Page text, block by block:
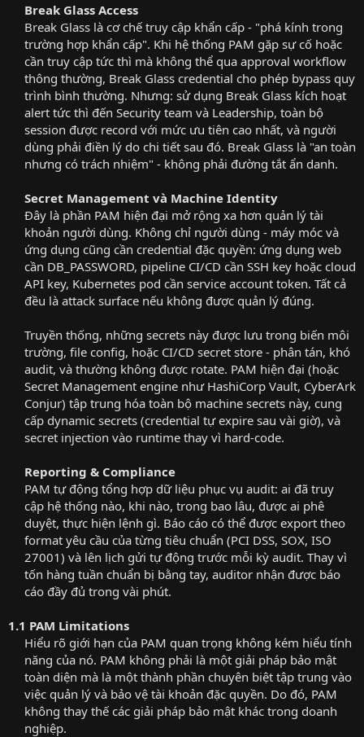
Break Glass Access
Break Glass là cơ chế truy cập khẩn cấp - "phá kính trong
trường hợp khẩn cấp". Khi hệ thống PAM gặp sự cố hoặc
cần truy cập tức thì mà không thể qua approval workflow
thông thường, Break Glass credential cho phép bypass quy
trình bình thường. Nhưng: sử dụng Break Glass kích hoạt
alert tức thì đến Security team và Leadership, toàn bộ
session được record với mức ưu tiên cao nhất, và người
dùng phải điền lý do chi tiết sau đó. Break Glass là "an toàn
nhưng có trách nhiệm" - không phải đường tắt ẩn danh.​
Secret Management và Machine Identity
Đây là phần PAM hiện đại mở rộng xa hơn quản lý tài
khoản người dùng. Không chỉ người dùng - máy móc và
ứng dụng cũng cần credential đặc quyền: ứng dụng web
cần DB_PASSWORD, pipeline CI/CD cần SSH key hoặc cloud
API key, Kubernetes pod cần service account token. Tất cả
đều là attack surface nếu không được quản lý đúng.​
Truyền thống, những secrets này được lưu trong biến môi
trường, file config, hoặc CI/CD secret store - phân tán, khó
audit, và thường không được rotate. PAM hiện đại (hoặc
Secret Management engine như HashiCorp Vault, CyberArk
Conjur) tập trung hóa toàn bộ machine secrets này, cung
cấp dynamic secrets (credential tự expire sau vài giờ), và
secret injection vào runtime thay vì hard-code.​
Reporting & Compliance
PAM tự động tổng hợp dữ liệu phục vụ audit: ai đã truy
cập hệ thống nào, khi nào, trong bao lâu, được ai phê
duyệt, thực hiện lệnh gì. Báo cáo có thể được export theo
format yêu cầu của từng tiêu chuẩn (PCI DSS, SOX, ISO
27001) và lên lịch gửi tự động trước mỗi kỳ audit. Thay vì
tốn hàng tuần chuẩn bị bằng tay, auditor nhận được báo
cáo đầy đủ trong vài phút.​
1.1 PAM Limitations
Hiểu rõ giới hạn của PAM quan trọng không kém hiểu tính
năng của nó. PAM không phải là một giải pháp bảo mật
toàn diện mà là một thành phần chuyên biệt tập trung vào
việc quản lý và bảo vệ tài khoản đặc quyền. Do đó, PAM
không thay thế các giải pháp bảo mật khác trong doanh
nghiệp.​